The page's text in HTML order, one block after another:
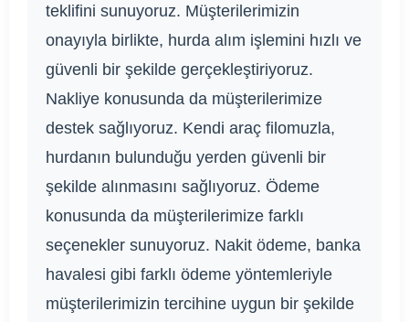
teklifini sunuyoruz. Müşterilerimizin
onayıyla birlikte, hurda alım işlemini hızlı ve
güvenli bir şekilde gerçekleştiriyoruz.
Nakliye konusunda da müşterilerimize
destek sağlıyoruz. Kendi araç filomuzla,
hurdanın bulunduğu yerden güvenli bir
şekilde alınmasını sağlıyoruz. Ödeme
konusunda da müşterilerimize farklı
seçenekler sunuyoruz. Nakit ödeme, banka
havalesi gibi farklı ödeme yöntemleriyle
müşterilerimizin tercihine uygun bir şekilde